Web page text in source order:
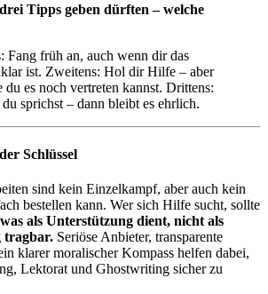
Tipps geben dürften – welche
Fang früh an, auch wenn dir das
ist. Zweitens: Hol dir Hilfe – aber
es noch vertreten kannst. Drittens:
sprichst – dann bleibt es ehrlich.
Schlüssel
sind kein Einzelkampf, aber auch kein
bestellen kann. Wer sich Hilfe sucht, sollte
als Unterstützung dient, nicht als
tragbar. Seriöse Anbieter, transparente
klarer moralischer Kompass helfen dabei,
Lektorat und Ghostwriting sicher zu